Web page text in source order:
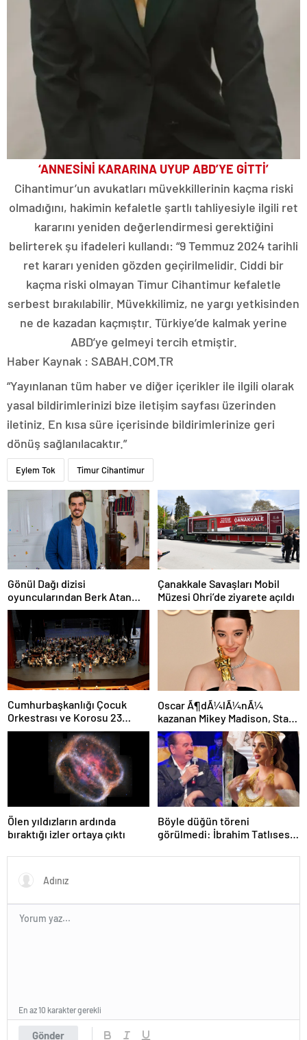
‘ANNESİNİ KARARINA UYUP ABD’YE GİTTİ’
Cihantimur’un avukatları müvekkillerinin kaçma riski
olmadığını, hakimin kefaletle şartlı tahliyesiyle ilgili ret
kararını yeniden değerlendirmesi gerektiğini
belirterek şu ifadeleri kullandı: “9 Temmuz 2024 tarihli
ret kararı yeniden gözden geçirilmelidir. Ciddi bir
kaçma riski olmayan Timur Cihantimur kefaletle
serbest bırakılabilir. Müvekkilimiz, ne yargı yetkisinden
ne de kazadan kaçmıştır. Türkiye’de kalmak yerine
ABD’ye gelmeyi tercih etmiştir.
Haber Kaynak : SABAH.COM.TR
“Yayınlanan tüm haber ve diğer içerikler ile ilgili olarak
yasal bildirimlerinizi bize iletişim sayfası üzerinden
iletiniz. En kısa süre içerisinde bildirimlerinize geri
dönüş sağlanılacaktır.”
Eylem Tok Timur Cihantimur
Gönül Dağı dizisi
oyuncularından Berk Atan
trafik kazası geçirdi
Çanakkale Savaşları Mobil
Müzesi Ohri’de ziyarete açıldı
Cumhurbaşkanlığı Çocuk
Orkestrası ve Korosu 23
Nisan’da ilk kez sahne alacak
Oscar Ã¶dÃ¼lÃ¼nÃ¼
kazanan Mikey Madison, Star
Wars rolÃ¼nÃ¼ reddetti
Ölen yıldızların ardında
bıraktığı izler ortaya çıktı
Böyle düğün töreni
görülmedi: İbrahim Tatlıses
kutularda getirildi
Gönder
En az 10 karakter gerekli